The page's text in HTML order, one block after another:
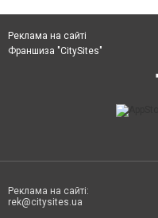
Реклама на сайті
Франшиза "CitySites"
Реклама на сайті:
rek@citysites.ua